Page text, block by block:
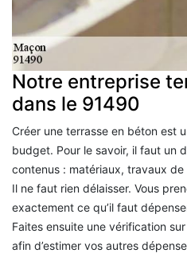
Notre entreprise
dans le 91490
Créer une terrasse en béton est
budget. Pour le savoir, il faut un
contenus : matériaux, travaux
Il ne faut rien délaisser. Vous
exactement ce qu’il faut
Faites ensuite une vérification
afin d’estimer vos autres